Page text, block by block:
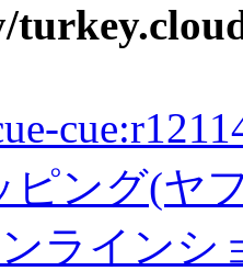
ピング(ヤ
ラインシ